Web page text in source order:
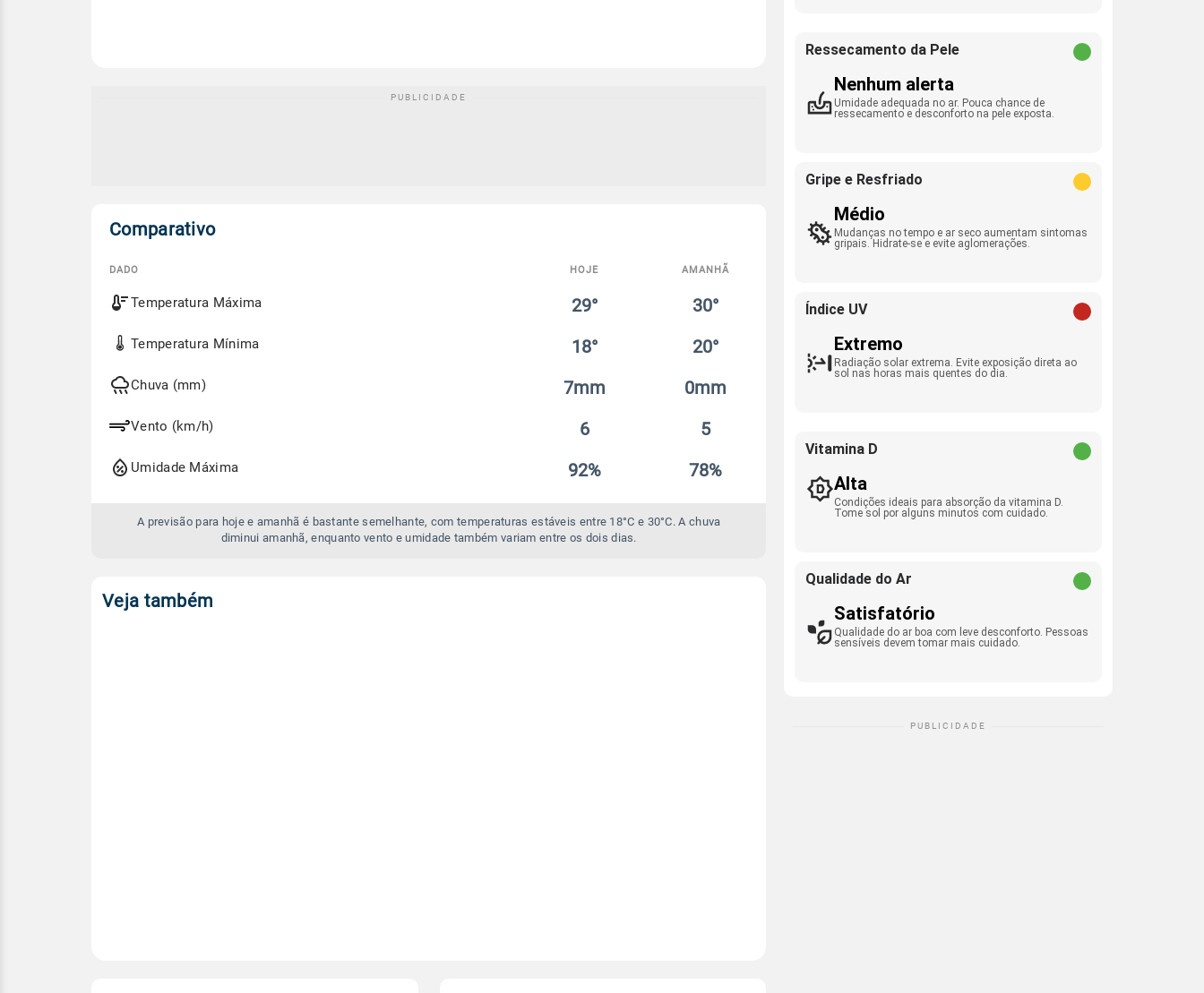
Comparativo
Comparativo
entre
previsão
amanhã
DADO HOJE AMANHÃ
Temperatura Máxima 29° 30°
Temperatura Mínima 18° 20°
Chuva (mm) 7mm 0mm
Vento (km/h) 6 5
Umidade Máxima 92% 78%
A previsão para hoje e amanhã é bastante semelhante, com temperaturas estáveis entre 18°C e 30°C. A chuva
diminui amanhã, enquanto vento e umidade também variam entre os dois dias.
Veja também
Ressecamento da Pele
Nenhum alerta
Umidade adequada no ar. Pouca chance de
ressecamento e desconforto na pele exposta.
Gripe e Resfriado
Médio
Mudanças no tempo e ar seco aumentam sintomas
gripais. Hidrate-se e evite aglomerações.
Índice UV
Extremo
Radiação solar extrema. Evite exposição direta ao
sol nas horas mais quentes do dia.
Vitamina D
Alta
Condições ideais para absorção da vitamina D.
Tome sol por alguns minutos com cuidado.
Qualidade do Ar
Satisfatório
Qualidade do ar boa com leve desconforto. Pessoas
sensíveis devem tomar mais cuidado.